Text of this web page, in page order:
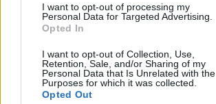
I want to opt-out of processing my
Personal Data for Targeted Advertising.
Opted In
I want to opt-out of Collection, Use,
Retention, Sale, and/or Sharing of my
Personal Data that Is Unrelated with the
Purposes for which it was collected.
Opted Out
Arhiva sondajelor